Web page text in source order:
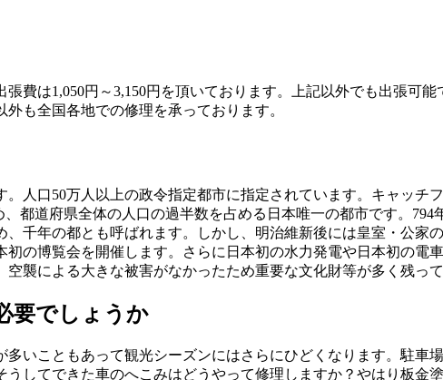
費は1,050円～3,150円を頂いております。上記以外でも出張可
も全国各地での修理を承っております。
人口50万人以上の政令指定都市に指定されています。キャッチ
都道府県全体の人口の過半数を占める日本唯一の都市です。
千年の都とも呼ばれます。しかし、明治維新後には皇室・公家
の博覧会を開催します。さらに日本初の水力発電や日本初の電
襲による大きな被害がなかったため重要な文化財等が多く残っ
要でしょうか
いこともあって観光シーズンにはさらにひどくなります。駐
してできた車のへこみはどうやって修理しますか？やはり板金